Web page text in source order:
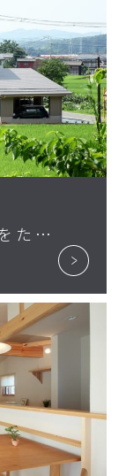
自然に囲まれ 新潟の四季をたのしむ家